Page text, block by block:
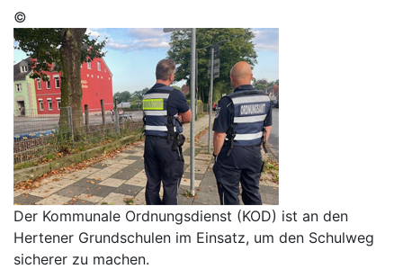
©
Der Kommunale Ordnungsdienst (KOD) ist an den
Hertener Grundschulen im Einsatz, um den Schulweg
sicherer zu machen.